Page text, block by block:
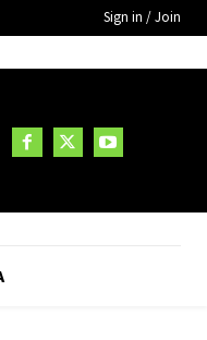
Sign in / Join